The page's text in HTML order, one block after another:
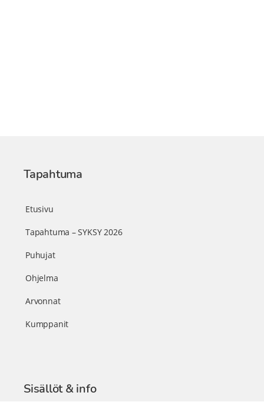
Tapahtuma
Etusivu
Tapahtuma – SYKSY 2026
Puhujat
Ohjelma
Arvonnat
Kumppanit
Sisällöt & info